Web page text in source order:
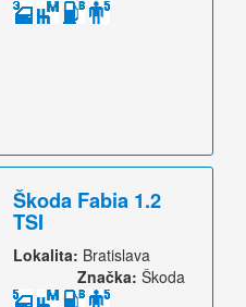
Škoda Fabia 1.2
TSI
Lokalita: Bratislava
Značka: Škoda